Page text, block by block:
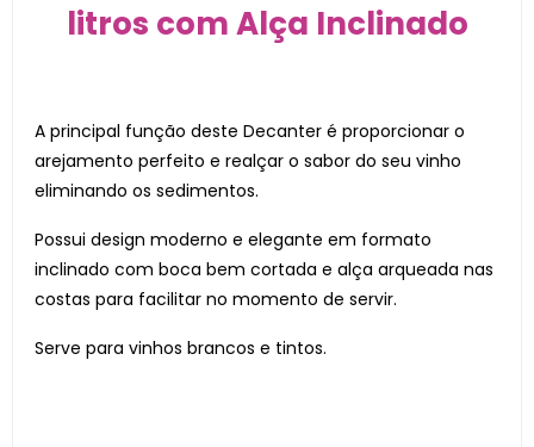
litros com Alça Inclinado
A principal função deste Decanter é proporcionar o
arejamento perfeito e realçar o sabor do seu vinho
eliminando os sedimentos.
Possui design moderno e elegante em formato
inclinado com boca bem cortada e alça arqueada nas
costas para facilitar no momento de servir.
Serve para vinhos brancos e tintos.